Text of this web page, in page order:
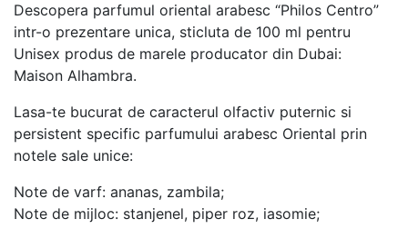
Descopera parfumul oriental arabesc “Philos Centro”
intr-o prezentare unica, sticluta de 100 ml pentru
Unisex produs de marele producator din Dubai:
Maison Alhambra.
Lasa-te bucurat de caracterul olfactiv puternic si
persistent specific parfumului arabesc Oriental prin
notele sale unice:
Note de varf: ananas, zambila;
Note de mijloc: stanjenel, piper roz, iasomie;